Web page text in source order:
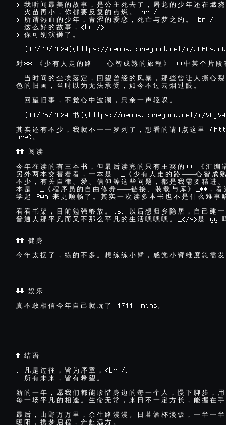
> 我 听 闻 最 美 的 故 事 ， 是 公 主 死 去 了 ， 屠 龙 的 少 年 还 在 燃 烧
> 火 苗 再 小 ， 你 都 要 反 复 的 点 燃 。
<br />
>
所 谓 热 血 的 少 年 ， 青 涩 的 爱 恋 ， 死 亡 与 梦 之 约 。
<br />
> 这 么 好 的 故 事 ，
<br />
> 你 可 别 演 砸 了 。
>
> [12/29/2024](https://memos.cubeyond.net/m/
对 **_ 《 少 有 人 走 的 路 ——心 智 成 熟 的 旅 程 》 _**中 某 个 片 段
> 当 时 间 的 尘 埃 落 定 ， 回 望 曾 经 的 风 暴 ， 那 些 曾 让 人 撕 心 裂
色 的 旧 画 ， 当 时 以 为 无 法 承 受 ， 如 今 不 过 云 烟 过 眼 。
>
>
回 望 旧 事 ， 不 觉 心 中 波 澜 ， 只 余 一 声 轻 叹 。
>
> [11/25/2024 书 ](https://memos.cubeyond.net/m/
其 实 还 有 不 少 ， 我 就 不 一 一 罗 列 了 ， 想 看 的 请 点 这 里
ore) 。
## 阅 读
今 年 在 读 的 有 三 本 书 ， 但 最 后 读 完 的 只 有 王 爽 的 **_ 《 汇 编
另 外 两 本 交 替 着 看 ， 一 本 是 **_ 《 少 有 人 走 的 路 ——心 智 成 熟
不 少 ， 有 关 自 律 、 爱 、 信 仰 等 这 些 问 题 ， 都 是 我 需 要 精 进 、
本 是 **_ 《 程 序 员 的 自 由 修 养 ——链 接 、 装 载 与 库 》 _** ， 看
学 起 Pwn 来 更 顺 畅 了 。 其 实 一 次 读 多 本 书 也 不 是 什 么 难 事
看 看 书 架 ， 目 前 勉 强 够 放 。 <s>_ 以 后 想 归 乡 隐 居 ， 自 己 建 一
普 通 人 那 平 凡 而 又 不 那 么 平 凡 的 生 活 嘿 嘿 嘿 。 _</s>是 yy
## 健 身
今 年 太 摆 了 ， 练 的 不 多 。 想 练 练 小 臂 ， 感 觉 小 臂 维 度 急 需 发
## 娱 乐
真 不 敢 相 信 今 年 自 己 就 玩 了 17114 mins。
# 结 语
> 凡 是 过 往 ， 皆 为 序 章 ，
<br />
>
所 有 未 来 ， 皆 有 希 望 。
新 的 一 年 ， 愿 我 们 都 能 珍 惜 身 边 的 每 一 个 人 ， 慢 下 脚 步 ，
用
每 一 场 平 凡 的 相 逢 。 生 命 无 常 ， 来 日 不 一 定 方 长 ， 能 握 在 手
最 后 ， 山 野 万 万 里 ， 余 生 路 漫 漫 。 日 暮 酒 杯 淡 饭 ， 一 半 一 半
暖 阳 ， 携 梦 启 程 ， 奔 赴 远 方 。